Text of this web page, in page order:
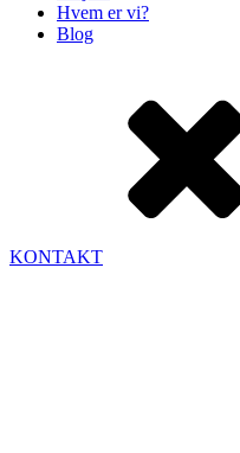
Hvem er vi?
Blog
KONTAKT